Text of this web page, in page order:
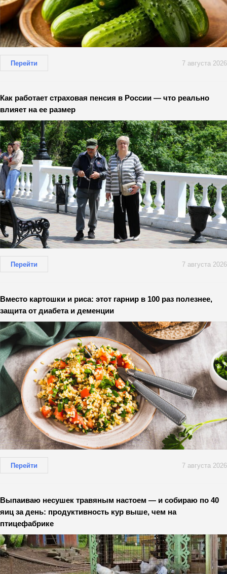
Перейти 7 августа 2026
Как работает страховая пенсия в России — что реально
влияет на ее размер
Перейти 7 августа 2026
Вместо картошки и риса: этот гарнир в 100 раз полезнее,
защита от диабета и деменции
Перейти 7 августа 2026
Выпаиваю несушек травяным настоем — и собираю по 40
яиц за день: продуктивность кур выше, чем на
птицефабрике